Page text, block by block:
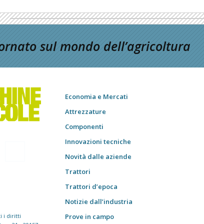
sul mondo dell’agricoltura
i diritti
Economia e Mercati
Attrezzature
Componenti
Innovazioni tecniche
Novità dalle aziende
Trattori
Trattori d’epoca
Notizie dall’industria
Prove in campo